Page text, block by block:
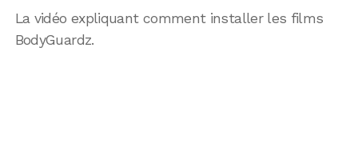
La vidéo expliquant comment installer les films
BodyGuardz.